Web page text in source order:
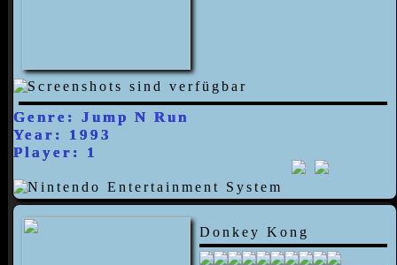
Genre: Jump N Run
Year: 1993
Player: 1
Donkey Kong